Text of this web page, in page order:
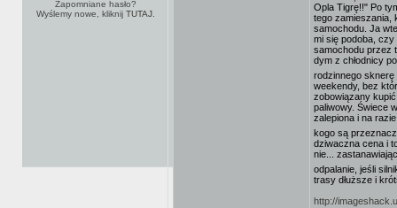
Zapomniane hasło?
Wyślemy nowe, kliknij TUTAJ.
Opla Tigrę!!" Po
tego zamieszania,
samochodu. Ja
mi się podoba, czy
samochodu przez
dym z chłodnicy
rodzinnego
weekendy, bez
zobowiązany
paliwowy. Świece
zalepiona i na
kogo są
dziwaczna cena i
nie...
odpalanie, jeśli
trasy dłuższe i
http://